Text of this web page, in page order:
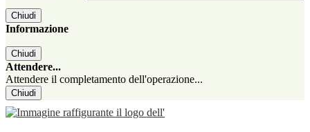
Chiudi
Informazione
Chiudi
Attendere...
Attendere il completamento dell'operazione...
Chiudi